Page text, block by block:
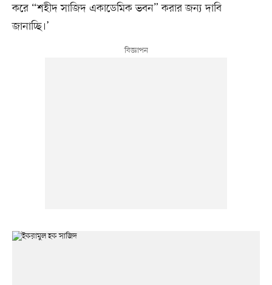
করে “শহীদ সাজিদ একাডেমিক ভবন” করার জন্য দাবি
জানাচ্ছি।’